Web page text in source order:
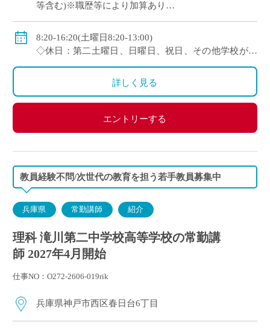
等含む)※職歴等により加算あり
・30歳(教諭・配偶者あり)：約660万円
・40歳(教諭・配偶者及び子２人)：約860万円
・50歳(教諭・配偶者及び子２人)：約940万円
◇賞与：有(過去実績3.55ヶ月分＋30万円)
◇保険：私学共済、雇用保険、労災保険
8:20-16:20(土曜日8:20-13:00)
◇休日：第二土曜日、日曜日、祝日、その他学校が定
詳しく見る
エントリーする
教員経験不問/次世代の教育を担う若手教員募集中
兵庫県 常勤講師 紹介
理科 滝川第二中学校高等学校の常勤講
師 2027年4月開始
仕事NO：O272-2606-019rik
兵庫県神戸市西区春日台6丁目